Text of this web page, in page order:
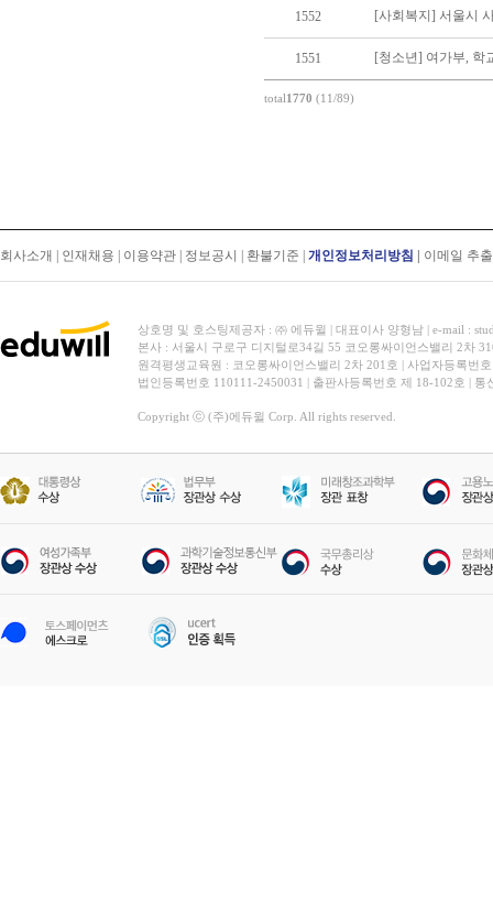
1552 [사회복지] 서울시
1551 [청소년] 여가부, 학
total1770 (11/89)
회사소개 인재채용 이용약관 정보공시 환불기준 개인정보처리방침 이메일 추
상호명 및 호스팅제공자 : ㈜ 에듀윌 | 대표이사 양형남 | e-mail :
본사 : 서울시 구로구 디지털로34길 55 코오롱싸이언스밸리 2차
원격평생교육원 : 코오롱싸이언스밸리 2차 201호 | 사업자등록번
법인등록번호 110111-2450031 | 출판사등록번호 제 18-102호 |
Copyright ⓒ (주)에듀윌 Corp. All rights reserved.